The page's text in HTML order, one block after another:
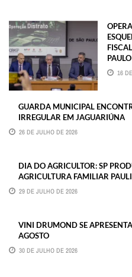
PAULO
16
GUARDA MUNICIPAL
IRREGULAR EM JAGUARIÚNA
26 DE JULHO DE 2026
DIA DO AGRICULTOR: SP
AGRICULTURA FAMILIAR
29 DE JULHO DE 2026
VINI DRUMOND SE
AGOSTO
30 DE JULHO DE 2026